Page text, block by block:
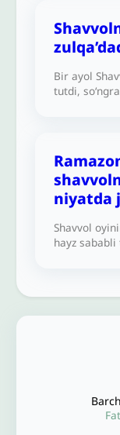
Bir ayol
tutdi,
niyatda
Shavvol
hayz